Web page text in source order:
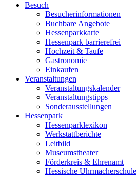
Besuch
Besucherinformationen
Buchbare Angebote
Hessenparkkarte
Hessenpark barrierefrei
Hochzeit & Taufe
Gastronomie
Einkaufen
Veranstaltungen
Veranstaltungskalender
Veranstaltungstipps
Sonderausstellungen
Hessenpark
Hessenparklexikon
Werkstattberichte
Leitbild
Museumstheater
Förderkreis & Ehrenamt
Hessische Uhrmacherschule